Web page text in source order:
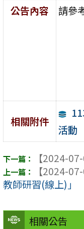
相關公告
公告內容
請參
相關附件
活動
【2024-07-
【2024-07-
教師研習(線上)」